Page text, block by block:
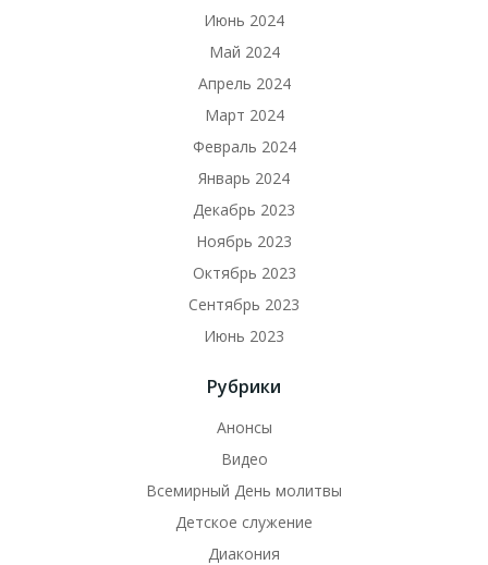
Июнь 2024
Май 2024
Апрель 2024
Март 2024
Февраль 2024
Январь 2024
Декабрь 2023
Ноябрь 2023
Октябрь 2023
Сентябрь 2023
Июнь 2023
Рубрики
Анонсы
Видео
Всемирный День молитвы
Детское служение
Диакония